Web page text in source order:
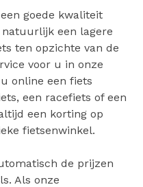
goede kwaliteit
een lagere
ten opzichte van de
voor u in onze
online een fiets
een racefiets of een
een korting op
fietsenwinkel.
de prijzen
Als onze